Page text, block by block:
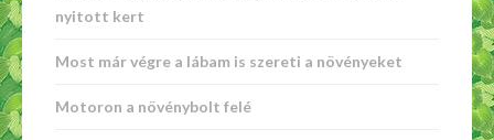
nyitott kert
Most már végre a lábam is szereti a növényeket
Motoron a növénybolt felé